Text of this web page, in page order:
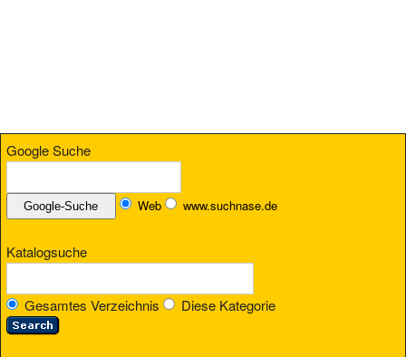
Google Suche
Web www.suchnase.de
Katalogsuche
Gesamtes Verzeichnis Diese Kategorie